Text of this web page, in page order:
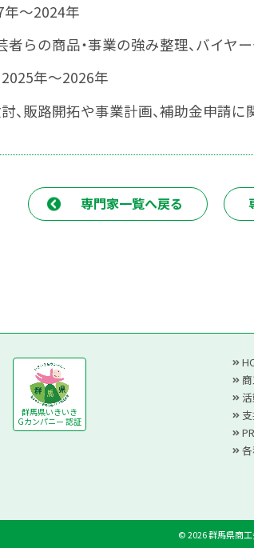
〜2024年
者らの商品・事業の強み整理、バイヤ
年〜2026年
、販路開拓や事業計画、補助金申請に
専門家一覧へ戻る
群馬県いきいき
Gカンパニー 認証
© 2026 群馬県商